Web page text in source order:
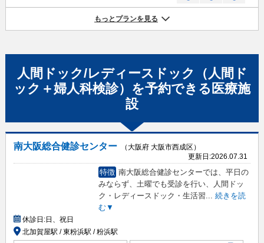
もっとプランを見る
人間ドック/レディースドック（人間ド
ック＋婦人科検診） を予約できる 医療施
設
南大阪総合健診センター
（大阪府 大阪市西成区）
更新日:2026.07.31
特徴 南大阪総合健診センターでは、平日の
みならず、土曜でも受診を行い、人間ドッ
ク・レディースドック・生活習... 続きを読
む▼
休診日:日、祝日
北加賀屋駅 / 東粉浜駅 / 粉浜駅